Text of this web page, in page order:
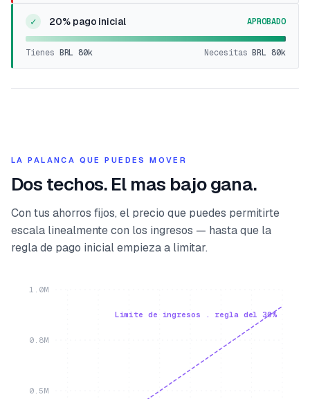
✓ 20% pago inicial APROBADO
Tienes BRL 80k Necesitas BRL 80k
LA PALANCA QUE PUEDES MOVER
Dos techos. El mas bajo gana.
Con tus ahorros fijos, el precio que puedes permitirte
escala linealmente con los ingresos — hasta que la
regla de pago inicial empieza a limitar.
0.5M
0.8M
1.0M
Limite de ingresos . regla del 30%